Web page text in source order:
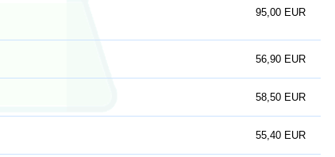
95,00 EUR
56,90 EUR
58,50 EUR
55,40 EUR